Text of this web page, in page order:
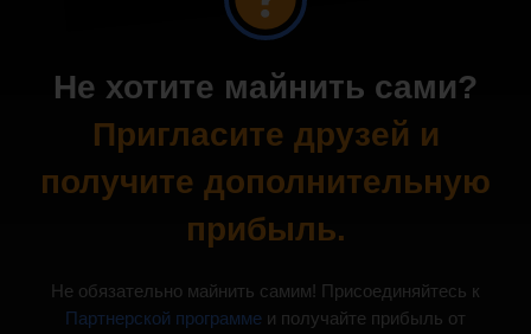
Не хотите майнить сами?
Пригласите друзей и
получите дополнительную
прибыль.
Не обязательно майнить самим! Присоединяйтесь к
Партнерской программе и получайте прибыль от